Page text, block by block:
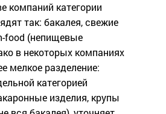
компаний категории
так: бакалея, свежие
food (непищевые
в некоторых компаниях
мелкое разделение:
категорией
изделия, крупы